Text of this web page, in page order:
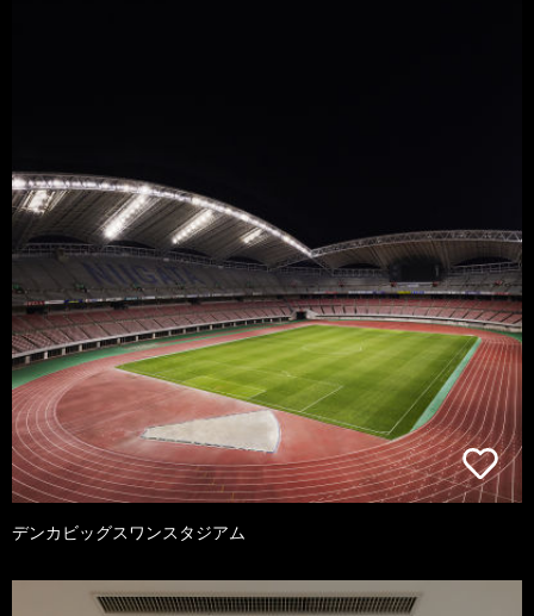
デンカビッグスワンスタジアム